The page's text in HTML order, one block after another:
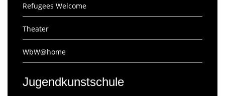
Refugees Welcome
Theater
WbW@home
Jugendkunstschule